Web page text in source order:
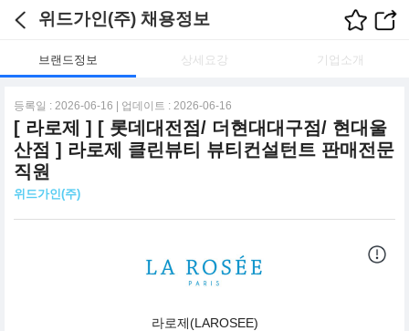
위드가인(주) 채용정보
브랜드정보 상세요강 기업소개
등록일 : 2026-06-16 | 업데이트 : 2026-06-16
[ 라로제 ] [ 롯데대전점/ 더현대대구점/ 현대울
산점 ] 라로제 클린뷰티 뷰티컨설턴트 판매전문
직원
위드가인(주)
라로제(LAROSEE)